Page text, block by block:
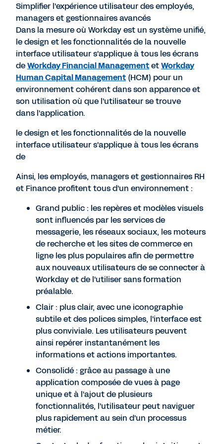
Simplifier l'expérience utilisateur des employés,
managers et gestionnaires avancés
Dans la mesure où Workday est un système unifié,
le design et les fonctionnalités de la nouvelle
interface utilisateur s'applique à tous les écrans
deWorkday Financial ManagementetWorkday
Human Capital Management (HCM) pour un
environnement cohérent dans son apparence et
son utilisation où que l'utilisateur se trouve
dans l'application.
le design et les fonctionnalités de la nouvelle
interface utilisateur s'applique à tous les écrans
de
Ainsi, les employés, managers et gestionnaires RH
et Finance profitent tous d'un environnement :
Grand public : les repères et modèles visuels
sont influencés par les services de
messagerie, les réseaux sociaux, les moteurs
de recherche et les sites de commerce en
ligne les plus populaires afin de permettre
aux nouveaux utilisateurs de se connecter à
Workday et de l'utiliser sans formation
préalable.
Clair : plus clair, avec une iconographie
subtile et des polices simples, l'interface est
plus conviviale. Les utilisateurs peuvent
ainsi repérer instantanément les
informations et actions importantes.
Consolidé : grâce au passage à une
application composée de vues à page
unique et à l'ajout de plusieurs
fonctionnalités, l'utilisateur peut naviguer
plus rapidement au sein d'un processus
métier.